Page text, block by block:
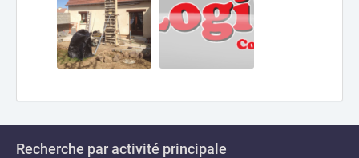
Recherche par activité principale